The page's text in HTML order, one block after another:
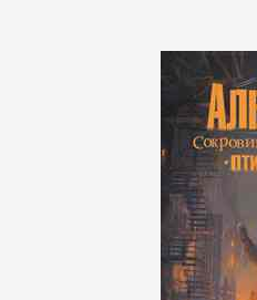
Делопроизводство